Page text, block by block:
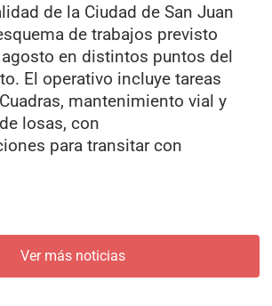
de la Ciudad de San Juan
de trabajos previsto
en distintos puntos del
El operativo incluye tareas
mantenimiento vial y
losas, con
para transitar con
Ver más noticias